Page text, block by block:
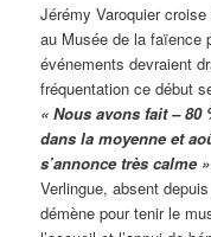
Jérémy Varoquier
au Musée de la faïence
événements devraient
fréquentation ce début
« Nous avons fait –
dans la moyenne et
s’annonce très calme »
Verlingue, absent
démène pour tenir le